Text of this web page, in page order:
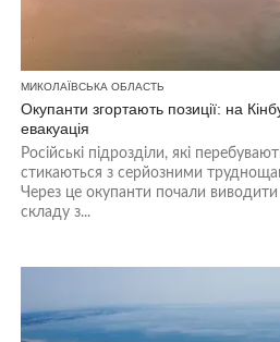
МИКОЛАЇВСЬКА ОБЛАСТЬ
Окупанти згортають позиції: на
евакуація
Російські підрозділи, які
стикаються з серйозними
Через це окупанти почали
складу з...